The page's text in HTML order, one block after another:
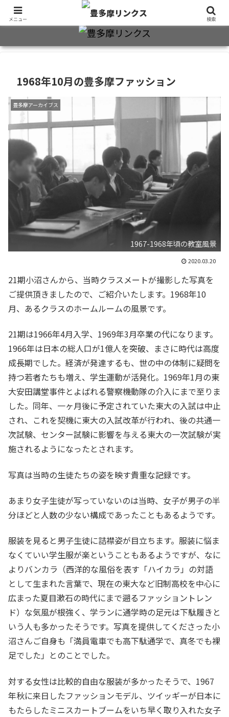
旧制十三中・都立豊多摩高卒業生2万7千人のための同窓会公式サイト
1968年10月の豊多摩ファッション
豊多摩アーカイブス
1967-1968年頃の教室風景
2020.03.20
21期小沼さんから、当時クラスメートが撮影した写真を
ご提供頂きましたので、ご紹介いたします。1968年10
月、あるクラスのホームルームの風景です。
21期は1966年4月入学、1969年3月卒業の代になります。
1966年は日本の総人口が1億人を突破、まさに時代は高度
成長期でした。経済が発達するも、世の中の体制に疑問を
持つ若者たちも増え、学生運動が活発化。1969年1月の東
大安田講堂事件とよばれる警察機動隊の介入にまで至りま
した。同年、一ヶ月後に予定されていた東大の入試は中止
され、これを契機に東大の入試改革が行われ、後の共通一
次試験、センター試験に影響を与える東大の一次試験が実
施されるようになったとされます。
写真は当時の生徒たちの姿を映す貴重な記録です。
あまり女子生徒が写っていないのは当時、女子が男子の半
分ほどと人数の少ない構成であったこともあるようです。
服装を見ると男子生徒に詰襟姿が目立ちます。服装に悩ま
なくていい学生服が楽ということもあるようですが、なに
よりバンカラ（西洋的な風俗を表す「ハイカラ」の対語
として生まれた言葉で、現在の東大など旧制高校を中心に
広まった夏目漱石の時代にまで遡るファッショントレン
ド）な気風が根強く、学ランに通学時の足元は下駄履きと
いう人も多かったそうです。写真を提供してくださった小
沼さんご自身も「満員電車でも高下駄通学で、真冬でも裸
足でした」とのことでした。
対する女性は比較的自由な服装が多かったそうで、1967
年秋に来日したファッションモデル、ツイッギーが日本に
もたらしたミニスカートブームをいち早く取り入れた女子
メニュー 検索